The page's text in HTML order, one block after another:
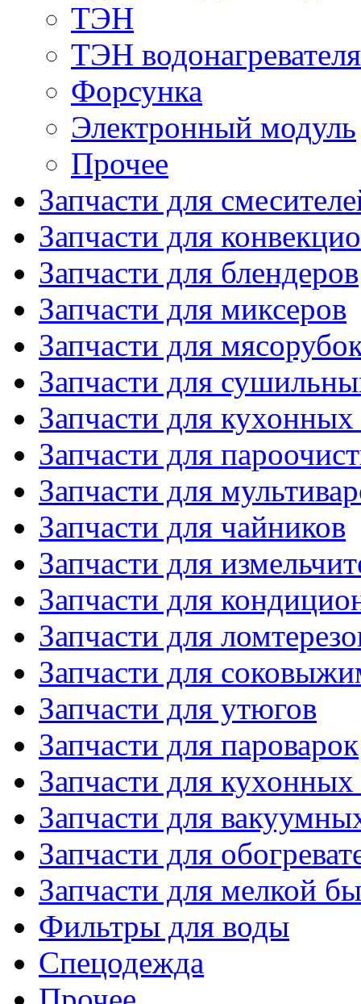
ТЭН
ТЭН водонагревателя
Форсунка
Электронный модуль
Прочее
Запчасти для
Запчасти для
Запчасти для блендеров
Запчасти для миксеров
Запчасти для
Запчасти для
Запчасти для
Запчасти для
Запчасти для
Запчасти для чайников
Запчасти для
Запчасти для
Запчасти для
Запчасти для
Запчасти для утюгов
Запчасти для пароварок
Запчасти для
Запчасти для
Запчасти для
Запчасти для мелкой
Фильтры для воды
Спецодежда